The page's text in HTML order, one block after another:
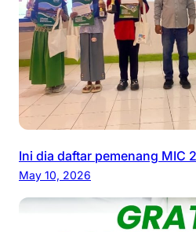
Ini dia daftar pemenang MIC
May 10, 2026